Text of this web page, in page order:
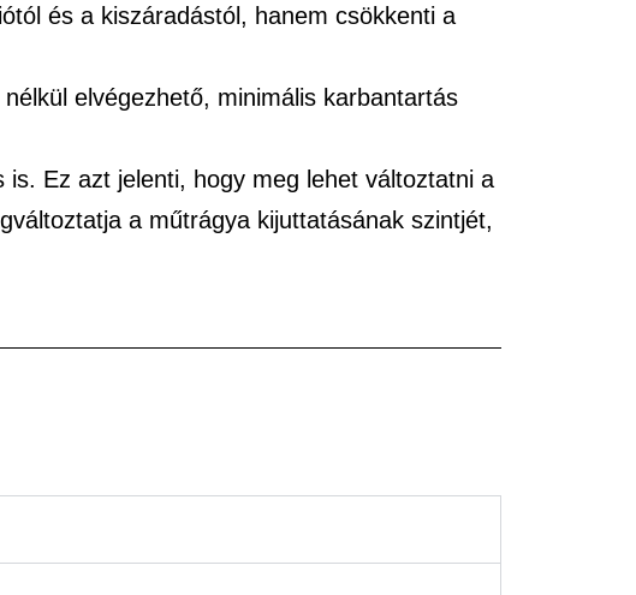
és a kiszáradástól, hanem csökkenti a
elvégezhető, minimális karbantartás
Ez azt jelenti, hogy meg lehet változtatni a
a műtrágya kijuttatásának szintjét,